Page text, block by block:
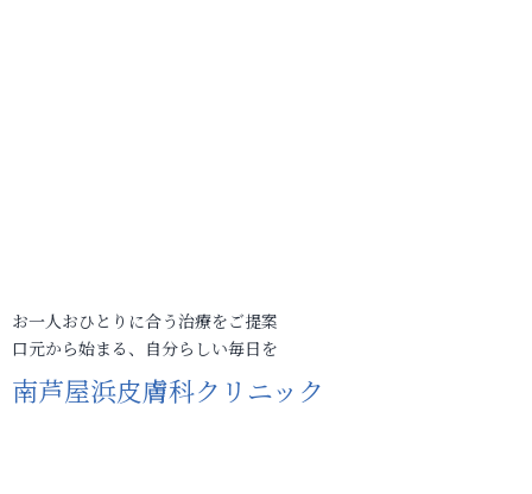
お一人おひとりに合う治療をご提案
口元から始まる、自分らしい毎日を
南芦屋浜皮膚科クリニック